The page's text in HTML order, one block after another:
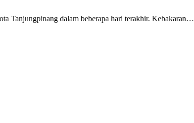
Tanjungpinang dalam beberapa hari terakhir. Kebakaran…